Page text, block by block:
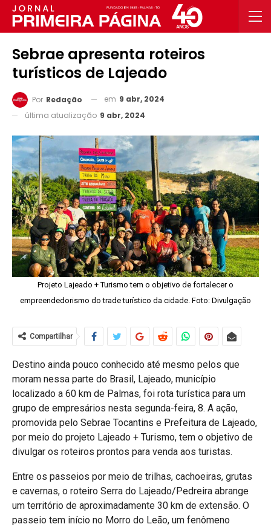
Sebrae apresenta roteiros
turísticos de Lajeado
Por Redação em 9 abr, 2024
última atualização 9 abr, 2024
Projeto Lajeado + Turismo tem o objetivo de fortalecer o
empreendedorismo do trade turístico da cidade. Foto: Divulgação
Compartilhar
Destino ainda pouco conhecido até mesmo pelos que
moram nessa parte do Brasil, Lajeado, município
localizado a 60 km de Palmas, foi rota turística para um
grupo de empresários nesta segunda-feira, 8. A ação,
promovida pelo Sebrae Tocantins e Prefeitura de Lajeado,
por meio do projeto Lajeado + Turismo, tem o objetivo de
divulgar os roteiros prontos para venda aos turistas.
Entre os passeios por meio de trilhas, cachoeiras, grutas
e cavernas, o roteiro Serra do Lajeado/Pedreira abrange
um território de aproximadamente 30 km de extensão. O
passeio tem início no Morro do Leão, um fenômeno